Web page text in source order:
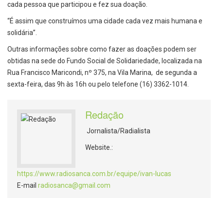
cada pessoa que participou e fez sua doação.
“É assim que construímos uma cidade cada vez mais humana e
solidária”.
Outras informações sobre como fazer as doações podem ser
obtidas na sede do Fundo Social de Solidariedade, localizada na
Rua Francisco Maricondi, nº 375, na Vila Marina, de segunda a
sexta-feira, das 9h às 16h ou pelo telefone (16) 3362-1014.
Redação
Jornalista/Radialista
Website.:
https://www.radiosanca.com.br/equipe/ivan-lucas
E-mail radiosanca@gmail.com